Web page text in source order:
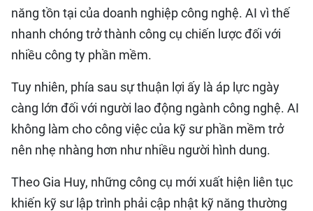
năng tồn tại của doanh nghiệp công nghệ. AI vì thế
nhanh chóng trở thành công cụ chiến lược đối với
nhiều công ty phần mềm.
Tuy nhiên, phía sau sự thuận lợi ấy là áp lực ngày
càng lớn đối với người lao động ngành công nghệ. AI
không làm cho công việc của kỹ sư phần mềm trở
nên nhẹ nhàng hơn như nhiều người hình dung.
Theo Gia Huy, những công cụ mới xuất hiện liên tục
khiến kỹ sư lập trình phải cập nhật kỹ năng thường